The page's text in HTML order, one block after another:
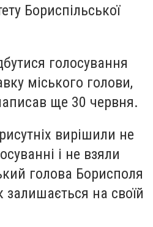
Бориспільської
голосування
міського голови,
ще 30 червня.
вирішили не
і не взяли
голова Борисполя
залишається на своїй